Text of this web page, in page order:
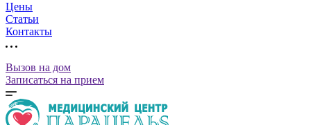
Цены
Статьи
Контакты
Вызов на дом
Записаться на прием